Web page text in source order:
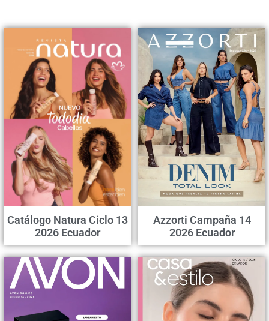
Catálogo Natura Ciclo 13
2026 Ecuador
Azzorti Campaña 14
2026 Ecuador